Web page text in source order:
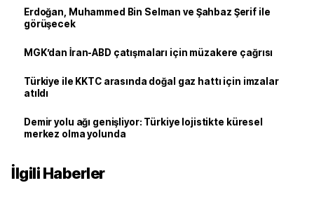
Erdoğan, Muhammed Bin Selman ve Şahbaz Şerif ile
görüşecek
MGK’dan İran-ABD çatışmaları için müzakere çağrısı
Türkiye ile KKTC arasında doğal gaz hattı için imzalar
atıldı
Demir yolu ağı genişliyor: Türkiye lojistikte küresel
merkez olma yolunda
İlgili Haberler